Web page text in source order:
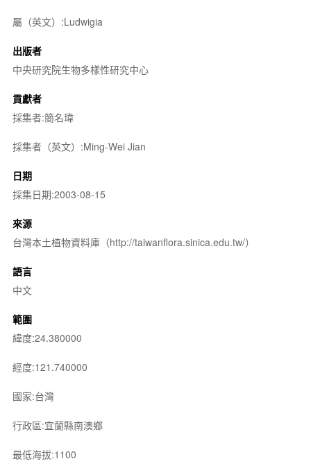
屬（英文）:Ludwigia
出版者
中央研究院生物多樣性研究中心
貢獻者
採集者:簡名瑋
採集者（英文）:Ming-Wei Jian
日期
採集日期:2003-08-15
來源
台灣本土植物資料庫（http://taiwanflora.sinica.edu.tw/）
語言
中文
範圍
緯度:24.380000
經度:121.740000
國家:台灣
行政區:宜蘭縣南澳鄉
最低海拔:1100